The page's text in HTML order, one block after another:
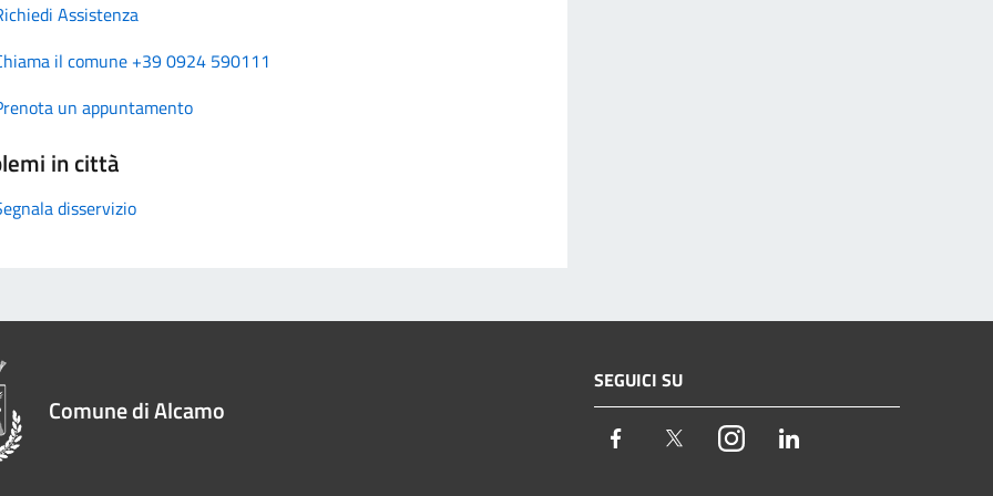
Assistenza
il comune +39 0924 590111
un appuntamento
in città
disservizio
Comune di Alcamo
SEGUICI SU
Facebook TwitterInstagram